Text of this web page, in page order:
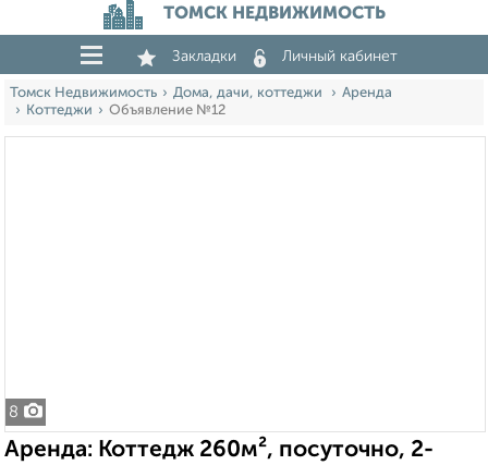
ТОМСК НЕДВИЖИМОСТЬ
Закладки Личный кабинет
Томск Недвижимость Дома, дачи, коттеджи
Аренда
Коттеджи
Объявление №12
8
Аренда: Коттедж 260м², посуточно, 2-